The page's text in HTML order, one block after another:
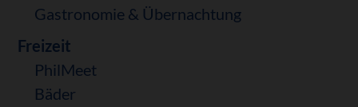
Gastronomie & Übernachtung
Freizeit
PhilMeet
Bäder